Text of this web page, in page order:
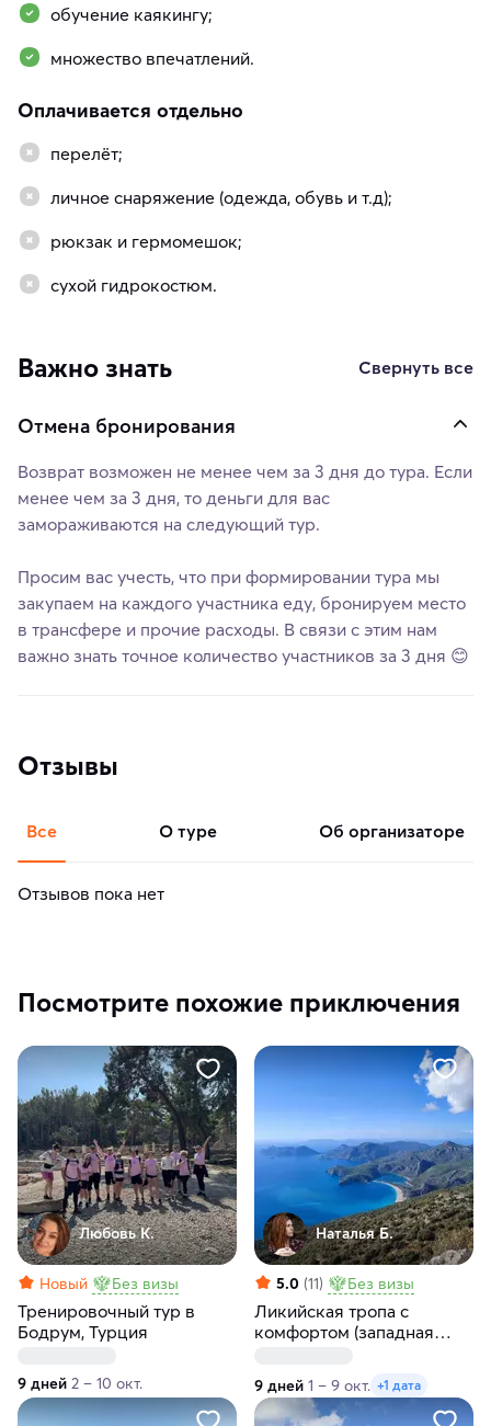
обучение каякингу;
множество впечатлений.
Оплачивается отдельно
перелёт;
личное снаряжение (одежда, обувь и т.д);
рюкзак и гермомешок;
сухой гидрокостюм.
Важно знать Свернуть все
Отмена бронирования
Возврат возможен не менее чем за 3 дня до тура. Если
менее чем за 3 дня, то деньги для вас
замораживаются на следующий тур.
Просим вас учесть, что при формировании тура мы
закупаем на каждого участника еду, бронируем место
в трансфере и прочие расходы. В связи с этим нам
важно знать точное количество участников за 3 дня 😊
Отзывы
Все о туре об организаторе
Отзывов пока нет
Посмотрите похожие приключения
Любовь К.
Новый Без визы
Тренировочный тур в
Бодрум, Турция
9 дней 2 – 10 окт.
Наталья Б.
5.0 (11) Без визы
Ликийская тропа с
комфортом (западная
9 дней 1 – 9 окт. +1 дата